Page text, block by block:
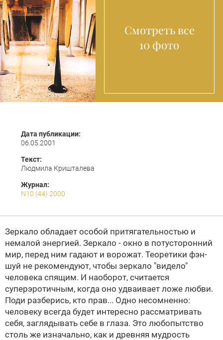
Смотреть все
10 фото
Дата публикации:
06.05.2001
Текст:
Людмила Кришталева
Журнал:
N10 (44) 2000
Зеркало обладает особой притягательностью и
немалой энергией. Зеркало - окно в потусторонний
мир, перед ним гадают и ворожат. Теоретики фэн-
шуй не рекомендуют, чтобы зеркало "видело"
человека спящим. И наоборот, считается
суперэротичным, когда оно удваивает ложе любви.
Поди разберись, кто прав... Одно несомненно:
человеку всегда будет интересно рассматривать
себя, заглядывать себе в глаза. Это любопытство
столь же изначально, как и древняя мудрость